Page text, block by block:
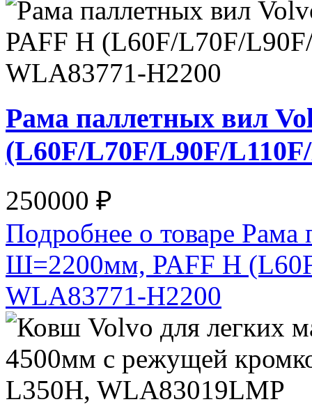
Рама паллетных вил
(L60F/L70F/L90F/
250000 ₽
Подробнее о товаре
Ш=2200мм, PAFF H
WLA83771-H2200